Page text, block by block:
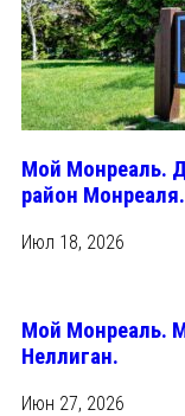
Мой Монреаль.
район Монреаля.
Июл 18, 2026
Мой Монреаль.
Неллиган.
Июн 27, 2026